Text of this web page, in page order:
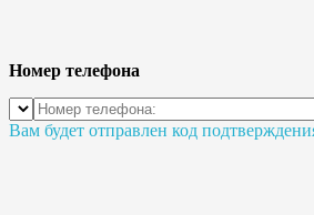
Номер телефона
Вам будет отправлен код